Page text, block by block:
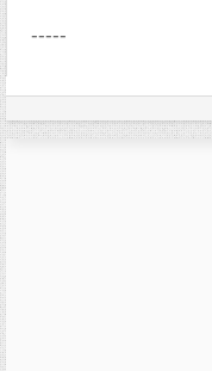
-----